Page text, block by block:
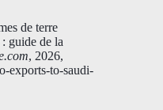
de terre
guide de la
, 2026,
exports-to-saudi-